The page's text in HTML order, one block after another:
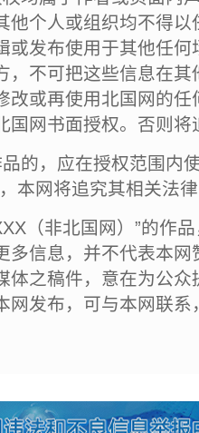
他个人或组织均不得
或发布使用于其他任
，不可把这些信息在
改或再使用北国网的
国网书面授权。否则将
的，应在授权范围内
本网将追究其相关法
（非北国网）”的作
多信息，并不代表本
体之稿件，意在为公
网发布，可与本网联